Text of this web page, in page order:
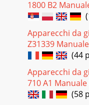
1800 B2
Apparecchi da
Z31339
(44
Apparecchi da
710 A1
(58